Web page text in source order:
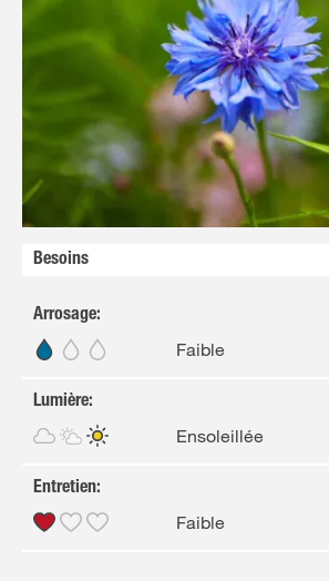
Promotions
Besoins
Arrosage:
Faible
Lumière:
Ensoleillée
Entretien:
Faible